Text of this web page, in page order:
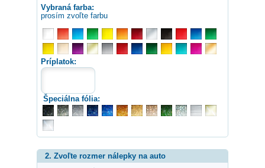
Vybraná farba:
prosím zvoľte farbu
Príplatok:
Špeciálna fólia:
2. Zvoľte rozmer nálepky na auto